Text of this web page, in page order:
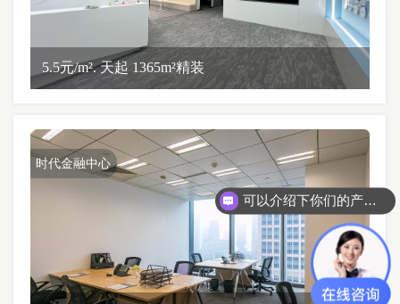
5.5元/m². 天起 1365m²精装
时代金融中心
你们是怎么收费的呢？